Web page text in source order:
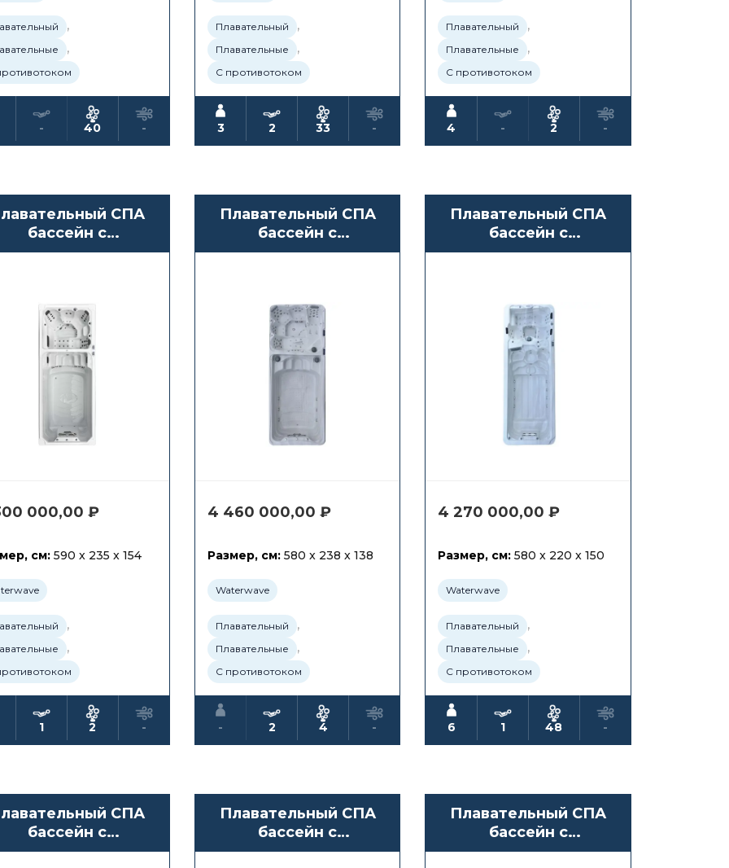
,
,
- 40 -
Плавательный ,
Плавательные ,
С противотоком
3 2 33 -
Плавательный ,
Плавательные ,
С противотоком
4 - 2 -
СПА
бассейн с
противотоком
000,00 ₽
см:590 x 235 x 154
,
,
1 2 -
Плавательный СПА
бассейн с
противотоком
4 460 000,00 ₽
Размер, см:580 x 238 x 138
Waterwave
Плавательный ,
Плавательные ,
С противотоком
- 2 4 -
Плавательный СПА
бассейн с
противотоком
4 270 000,00₽
Размер, см: 580 x 220 x 150
Waterwave
Плавательный ,
Плавательные ,
С противотоком
6 1 48 -
СПА
бассейн с
противотоком
Плавательный СПА
бассейн с
противотоком
Плавательный СПА
бассейн с
противотоком